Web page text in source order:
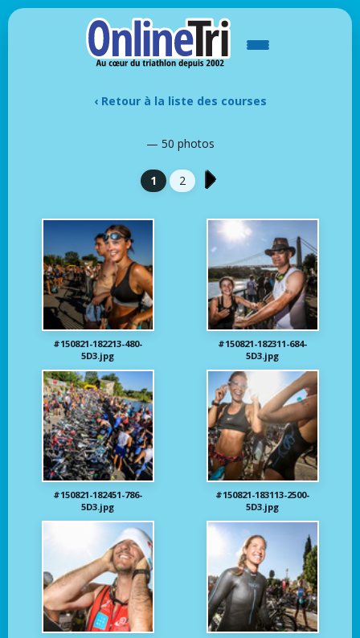
‹ Retour à la liste des courses
— 50 photos
1 2
#150821-182213-480-
5D3.jpg
#150821-182311-684-
5D3.jpg
#150821-182451-786-
5D3.jpg
#150821-183113-2500-
5D3.jpg